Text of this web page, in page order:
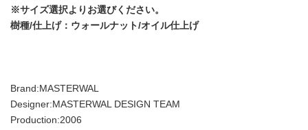
※サイズ選択よりお選びください。
樹種/仕上げ：ウォールナット/オイル仕上げ
Brand:MASTERWAL
Designer:MASTERWAL DESIGN TEAM
Production:2006